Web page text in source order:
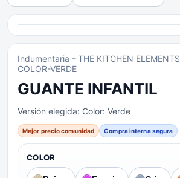
Indumentaria - THE KITCHEN ELEMENTS
COLOR-VERDE
GUANTE INFANTIL
Versión elegida: Color: Verde
Mejor precio comunidad Compra interna segura
COLOR